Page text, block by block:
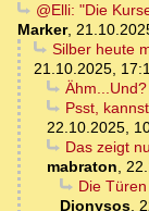
@Elli: "Die
Marker,
Silber heute
21.10.2025,
Ähm...Und?
Psst,
22.10.2025,
Das zeigt
mabraton,
Die
Dionysos,